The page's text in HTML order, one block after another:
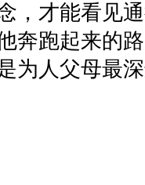
，才能看见
奔跑起来的
为人父母最